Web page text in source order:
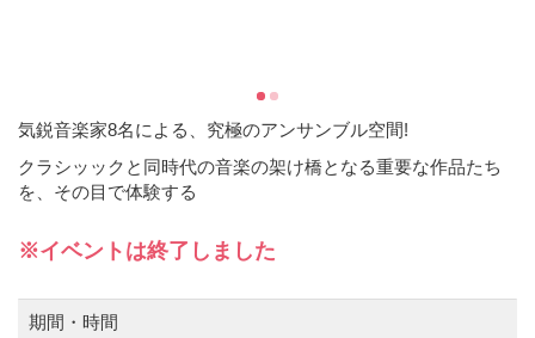
気鋭音楽家8名による、究極のアンサンブル空間!
クラシッックと同時代の音楽の架け橋となる重要な作品たち
を、その目で体験する
※イベントは終了しました
期間・時間